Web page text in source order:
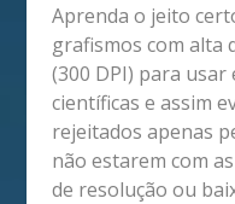
Aprenda o jeito
grafismos com alta
(300 DPI) para
científicas e assim
rejeitados apenas
não estarem com
de resolução ou